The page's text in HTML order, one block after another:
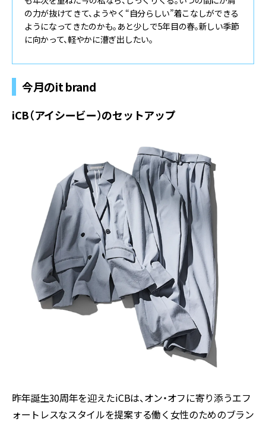
の力が抜けてきて、ようやく“自分らしい”着こなしができる
ようになってきたのかも。あと少しで5年目の春。新しい季節
に向かって、軽やかに漕ぎ出したい。
今月のit brand
iCB（アイシービー）のセットアップ
昨年誕生30周年を迎えたiCBは、オン・オフに寄り添うエフ
ォートレスなスタイルを提案する働く女性のためのブラン